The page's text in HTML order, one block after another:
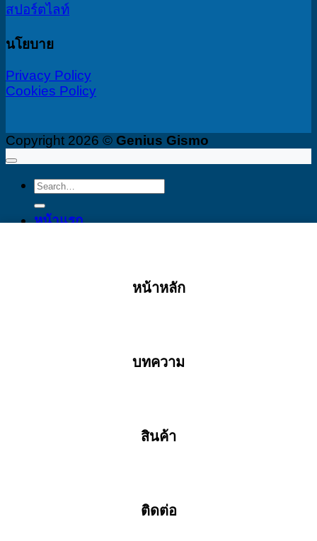
สปอร์ตไลท์
นโยบาย
Privacy Policy
Cookies Policy
Copyright 2026 © Genius Gismo
Search
หน้าแรก
โคมไฟไฮเบย์
หลอดไฟ LED T8
หน้าหลัก
บทความ
สินค้า
ติดต่อ